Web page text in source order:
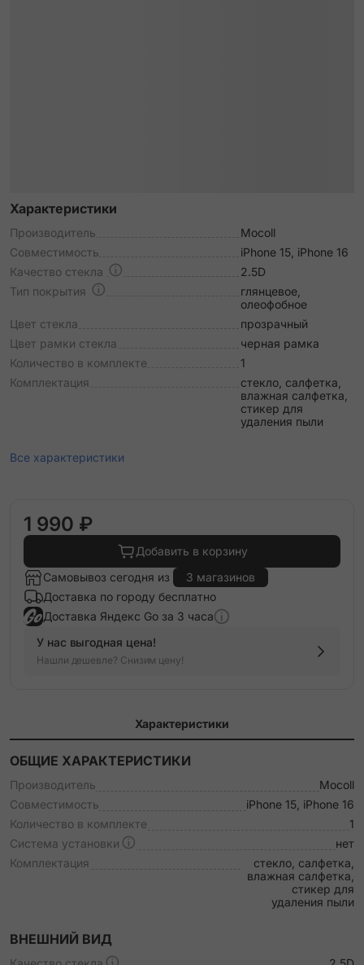
Характеристики
Производитель
Mocoll
Совместимость
iPhone 15, iPhone 16
Качество стекла
2.5D
Тип покрытия
глянцевое,
олеофобное
Цвет стекла
прозрачный
Цвет рамки стекла
черная рамка
Количество в комплекте
1
Комплектация
стекло, салфетка,
влажная салфетка,
стикер для
удаления пыли
Все характеристики
1 990 ₽
Добавить в корзину
Самовывоз сегодня из
3 магазинов
Доставка по городу бесплатно
Доставка Яндекс Go за 3 часа
У нас выгодная цена!
Нашли дешевле? Снизим цену!
Характеристики
ОБЩИЕ ХАРАКТЕРИСТИКИ
Производитель
Mocoll
Совместимость
iPhone 15, iPhone 16
Количество в комплекте
1
Система установки
нет
Комплектация
стекло, салфетка,
влажная салфетка,
стикер для
удаления пыли
ВНЕШНИЙ ВИД